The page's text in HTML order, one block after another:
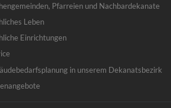
Pfarreien und Nachbardekanate
Leben
Einrichtungen
in unserem Dekanatsbezirk